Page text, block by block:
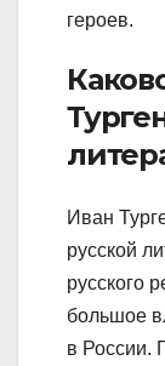
героев.
Иван
русской
русского
большое
в России.